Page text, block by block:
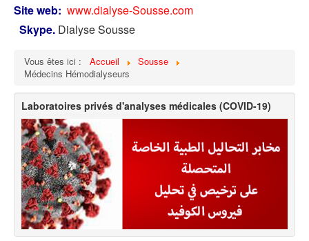
Site web: www.dialyse-Sousse.com
Skype. Dialyse Sousse
Vous êtes ici : Accueil
Sousse
Médecins Hémodialyseurs
Laboratoires privés d'analyses médicales (COVID-19)